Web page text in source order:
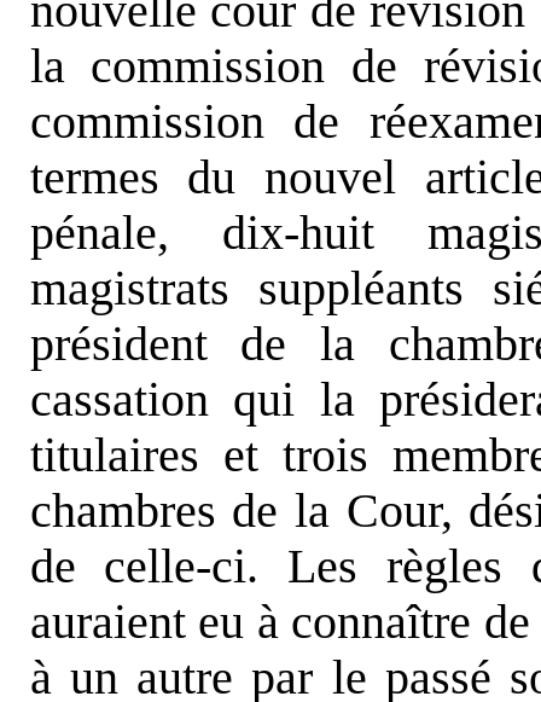
nouvelle cour de révision
la commission de
commission de
termes du nouvel
pénale, dix-huit
magistrats suppléants
président de la
cassation qui la
titulaires et trois
chambres de la Cour,
de celle-ci. Les règles
auraient eu à connaître
à un autre par le passé